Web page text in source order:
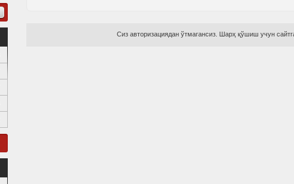
Сиз авторизациядан ўтмагансиз. Шарҳ қўшиш учун